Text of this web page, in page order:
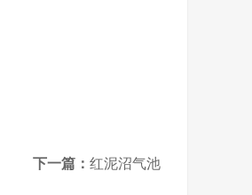
下一篇： 红泥沼气池